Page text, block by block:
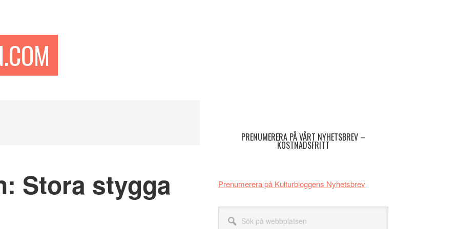
Stora stygga
PRENUMERERA PÅ VÅRT NYHETSBREV –
KOSTNADSFRITT
Prenumerera på Kulturbloggens Nyhetsbrev